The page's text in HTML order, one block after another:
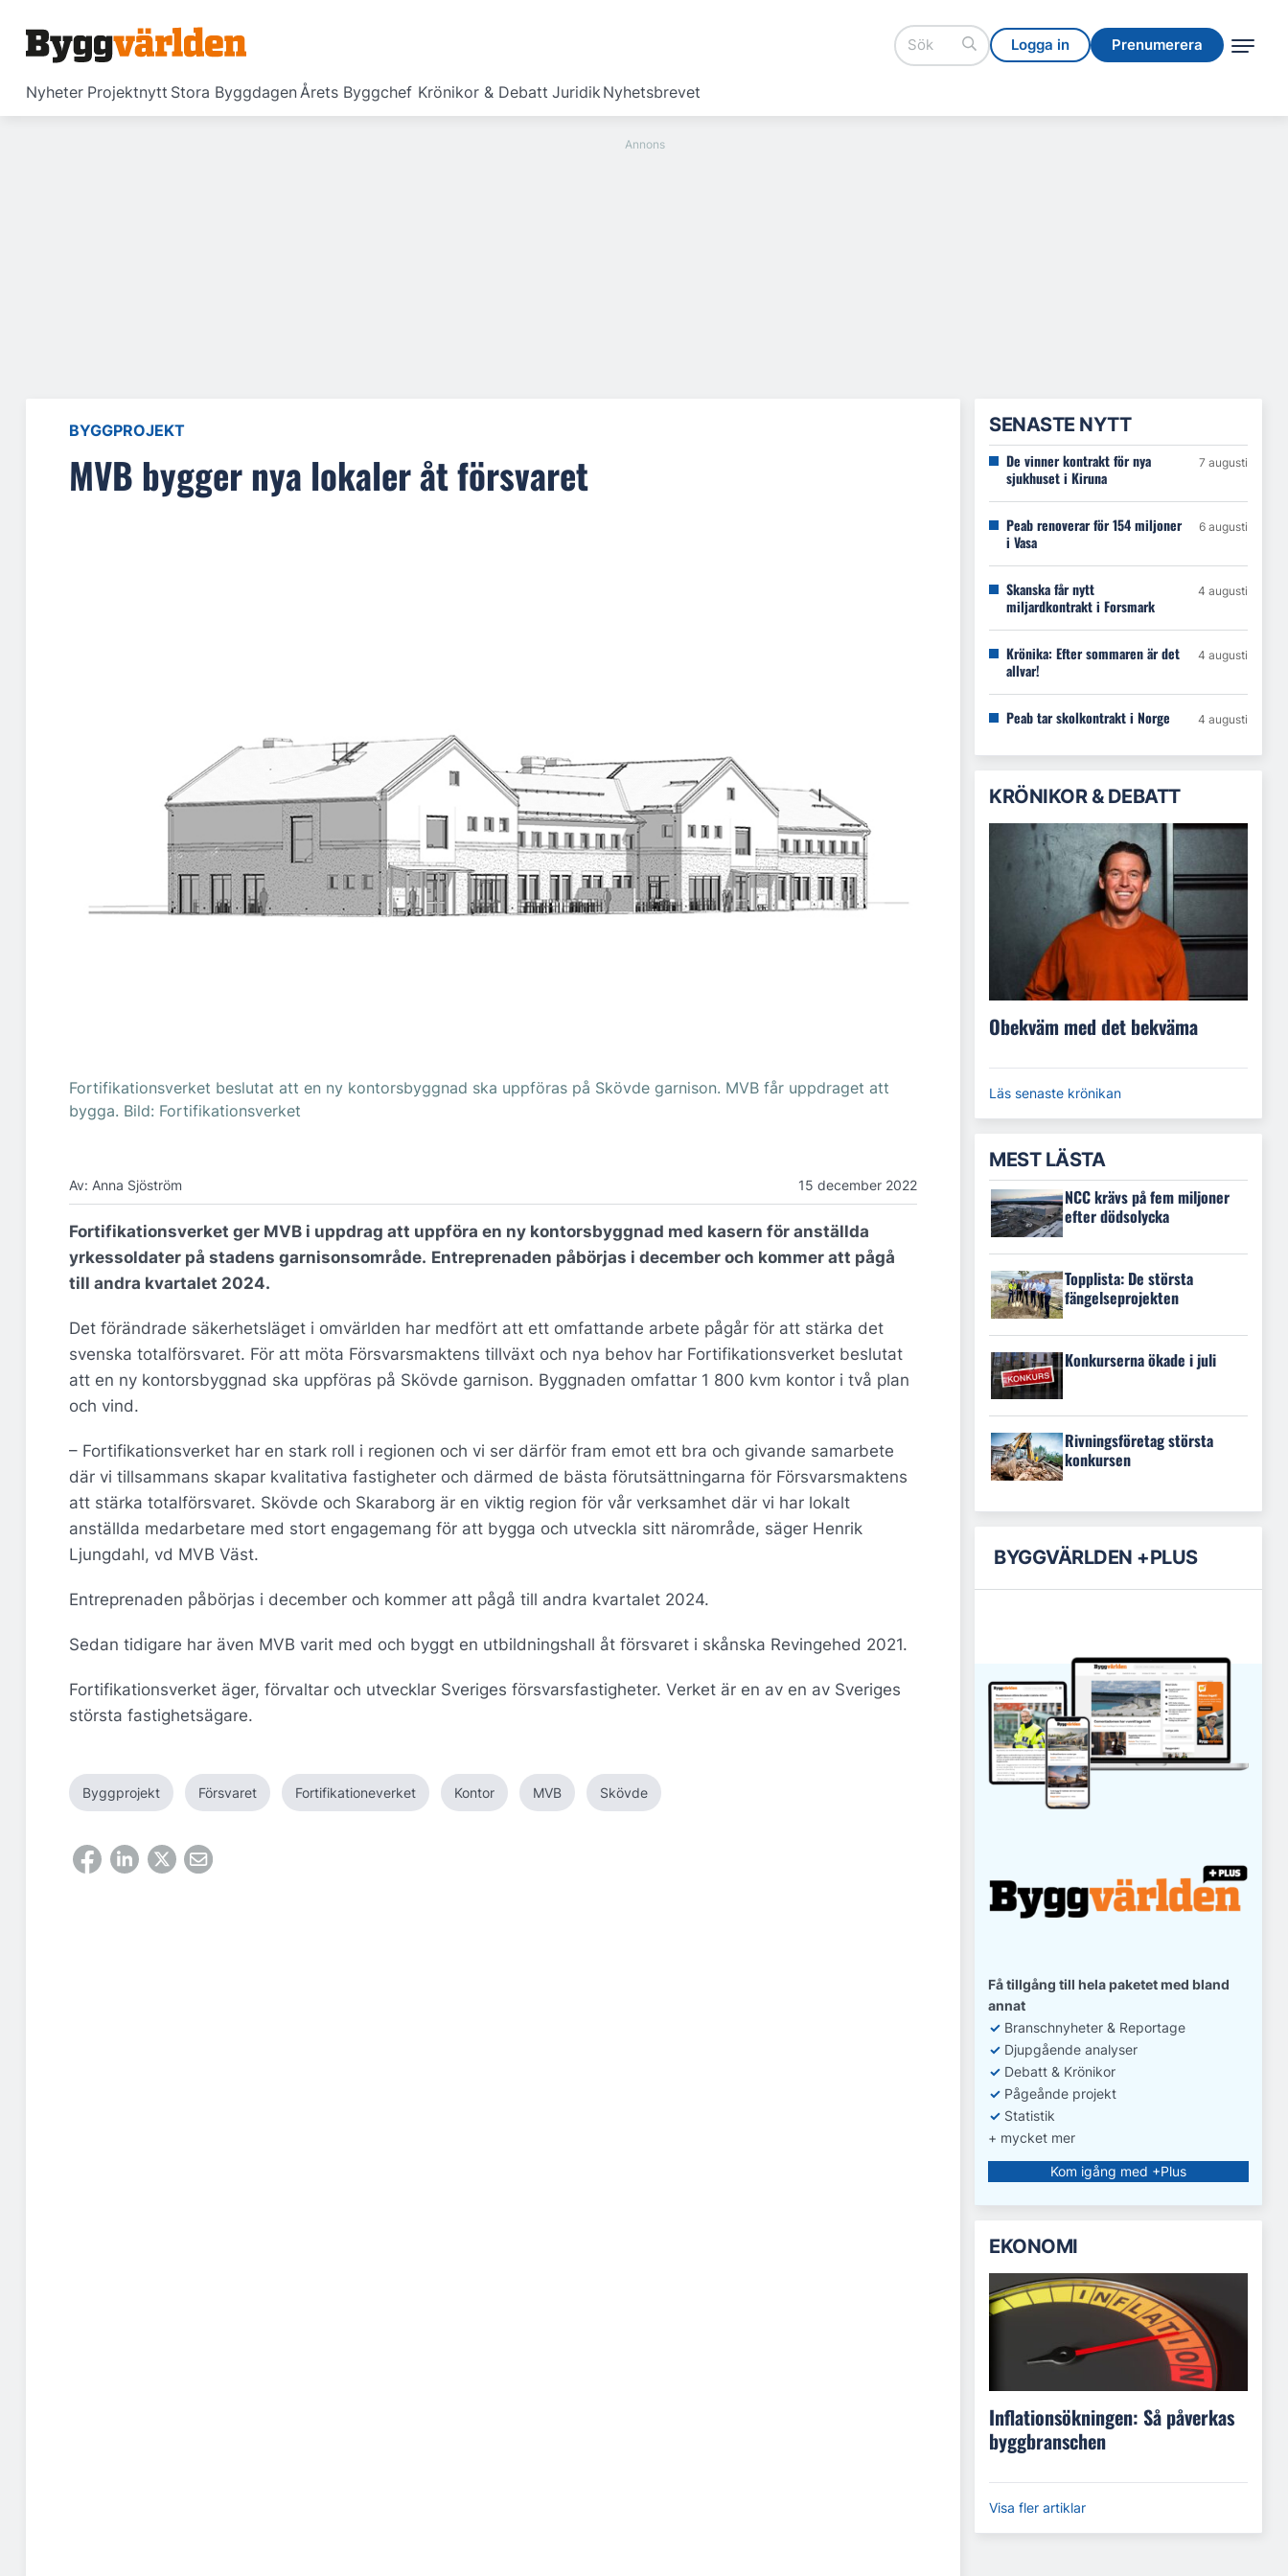
Logga in Prenumerera
Nyheter Projektnytt Stora ByggdagenÅrets Byggchef Krönikor & Debatt JuridikNyhetsbrevet
Logga in Prenumerera
BYGGPROJEKT
MVB bygger nya lokaler åt försvaret
Fortifikationsverket beslutat att en ny kontorsbyggnad ska uppföras på Skövde garnison. MVB får uppdraget att
bygga. Bild: Fortifikationsverket
Av: Anna Sjöström 15 december 2022
Fortifikationsverket ger MVB i uppdrag att uppföra en ny kontorsbyggnad med kasern för anställda
yrkessoldater på stadens garnisonsområde. Entreprenaden påbörjas i december och kommer att pågå
till andra kvartalet 2024.
Det förändrade säkerhetsläget i omvärlden har medfört att ett omfattande arbete pågår för att stärka det
svenska totalförsvaret. För att möta Försvarsmaktens tillväxt och nya behov har Fortifikationsverket beslutat
att en ny kontorsbyggnad ska uppföras på Skövde garnison. Byggnaden omfattar 1 800 kvm kontor i två plan
och vind.
– Fortifikationsverket har en stark roll i regionen och vi ser därför fram emot ett bra och givande samarbete
där vi tillsammans skapar kvalitativa fastigheter och därmed de bästa förutsättningarna för Försvarsmaktens
att stärka totalförsvaret. Skövde och Skaraborg är en viktig region för vår verksamhet där vi har lokalt
anställda medarbetare med stort engagemang för att bygga och utveckla sitt närområde, säger Henrik
Ljungdahl, vd MVB Väst.
Entreprenaden påbörjas i december och kommer att pågå till andra kvartalet 2024.
Sedan tidigare har även MVB varit med och byggt en utbildningshall åt försvaret i skånska Revingehed 2021.
Fortifikationsverket äger, förvaltar och utvecklar Sveriges försvarsfastigheter. Verket är en av en av Sveriges
största fastighetsägare.
Byggprojekt Försvaret Fortifikationeverket Kontor MVB Skövde
SENASTE NYTT
De vinner kontrakt för nya
sjukhuset i Kiruna
7 augusti
Peab renoverar för 154 miljoner
i Vasa
6 augusti
Skanska får nytt
miljardkontrakt i Forsmark
4 augusti
Krönika: Efter sommaren är det
allvar!
4 augusti
Peab tar skolkontrakt i Norge 4 augusti
KRÖNIKOR & DEBATT
Obekväm med det bekväma
Läs senaste krönikan
MEST LÄSTA
NCC krävs på fem miljoner
efter dödsolycka
Topplista: De största
fängelseprojekten
Konkurserna ökade i juli
Rivningsföretag största
konkursen
BYGGVÄRLDEN +PLUS
Få tillgång till hela paketet med bland
annat
✓ Branschnyheter & Reportage
✓ Djupgående analyser
✓ Debatt & Krönikor
✓ Pågeånde projekt
✓ Statistik
+ mycket mer
Kom igång med +Plus
EKONOMI
Inflationsökningen: Så påverkas
byggbranschen
Visa fler artiklar